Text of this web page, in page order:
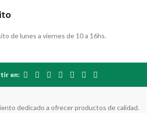
de lunes a viernes de 10 a 16hs.
en:
dedicado a ofrecer productos de calidad.